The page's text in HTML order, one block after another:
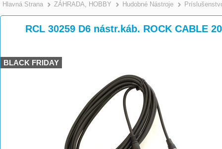
Hlavná Strana >
ZÁHRADA, HOBBY >
Hudobné Nástroje
RCL 30259 D6 nástr.káb. ROCK CABLE
BLACK FRIDAY